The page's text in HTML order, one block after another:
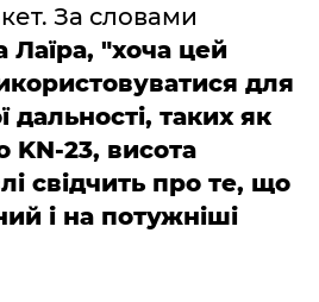
За словами
Лаїра, "хоча цей
для
таких як
KN-23, висота
свідчить про те, що
і на потужніші